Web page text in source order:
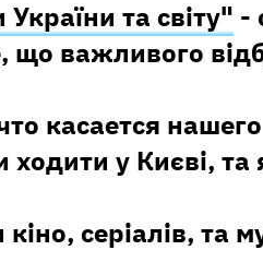
та світу" -
що важливого
касается
ходити у Києві, та
серіалів, та